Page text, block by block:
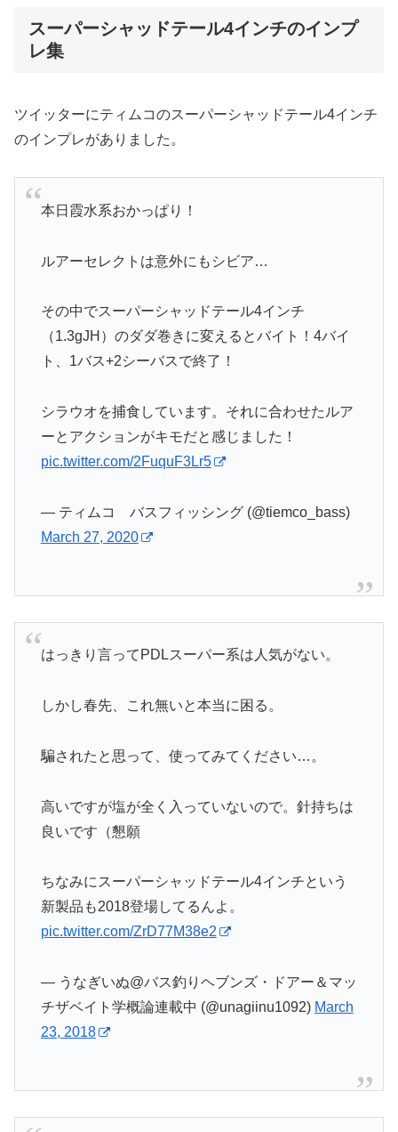
スーパーシャッドテール4インチのインプ
レ集
ツイッターにティムコのスーパーシャッドテール4インチ
のインプレがありました。
本日霞水系おかっぱり！
ルアーセレクトは意外にもシビア…
その中でスーパーシャッドテール4インチ
（1.3gJH）のダダ巻きに変えるとバイト！4バイ
ト、1バス+2シーバスで終了！
シラウオを捕食しています。それに合わせたルア
ーとアクションがキモだと感じました！
pic.twitter.com/2FuquF3Lr5
— ティムコ バスフィッシング (@tiemco_bass)
March 27, 2020
はっきり言ってPDLスーパー系は人気がない。
しかし春先、これ無いと本当に困る。
騙されたと思って、使ってみてください…。
高いですが塩が全く入っていないので。針持ちは
良いです（懇願
ちなみにスーパーシャッドテール4インチという
新製品も2018登場してるんよ。
pic.twitter.com/ZrD77M38e2
— うなぎいぬ@バス釣りヘブンズ・ドアー＆マッ
チザベイト学概論連載中 (@unagiinu1092) March
23, 2018